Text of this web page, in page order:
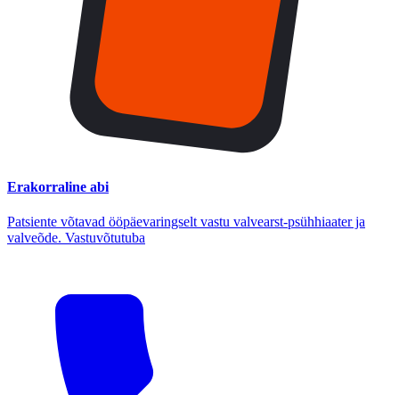
Erakorraline abi
Patsiente võtavad ööpäevaringselt vastu valvearst-psühhiaater ja
valveõde. Vastuvõtutuba